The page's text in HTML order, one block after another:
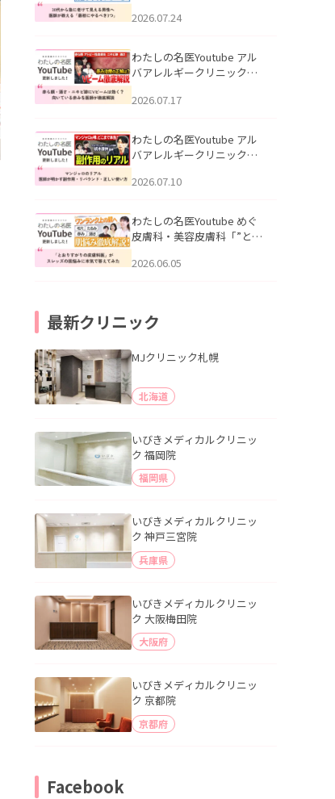
える男性へ｜医師が教える
公開いたしました。
2026.07.24
わたしの名医Youtube アル
バアレルギークリニック札
跡にVビームは効く？向いて
説」を公開いたしました。
2026.07.17
わたしの名医Youtube アル
バアレルギークリニック札
医師が明かす副作用・リバ
公開いたしました。
2026.07.10
わたしの名医Youtube めぐ
皮膚科・美容皮膚科「”とお
ッズの肌悩みに本気で答え
2026.06.05
最新クリニック
MJクリニック札幌
北海道
いびきメディカルクリニッ
ク 福岡院
福岡県
いびきメディカルクリニッ
ク 神戸三宮院
兵庫県
いびきメディカルクリニッ
ク 大阪梅田院
大阪府
いびきメディカルクリニッ
ク 京都院
京都府
Facebook